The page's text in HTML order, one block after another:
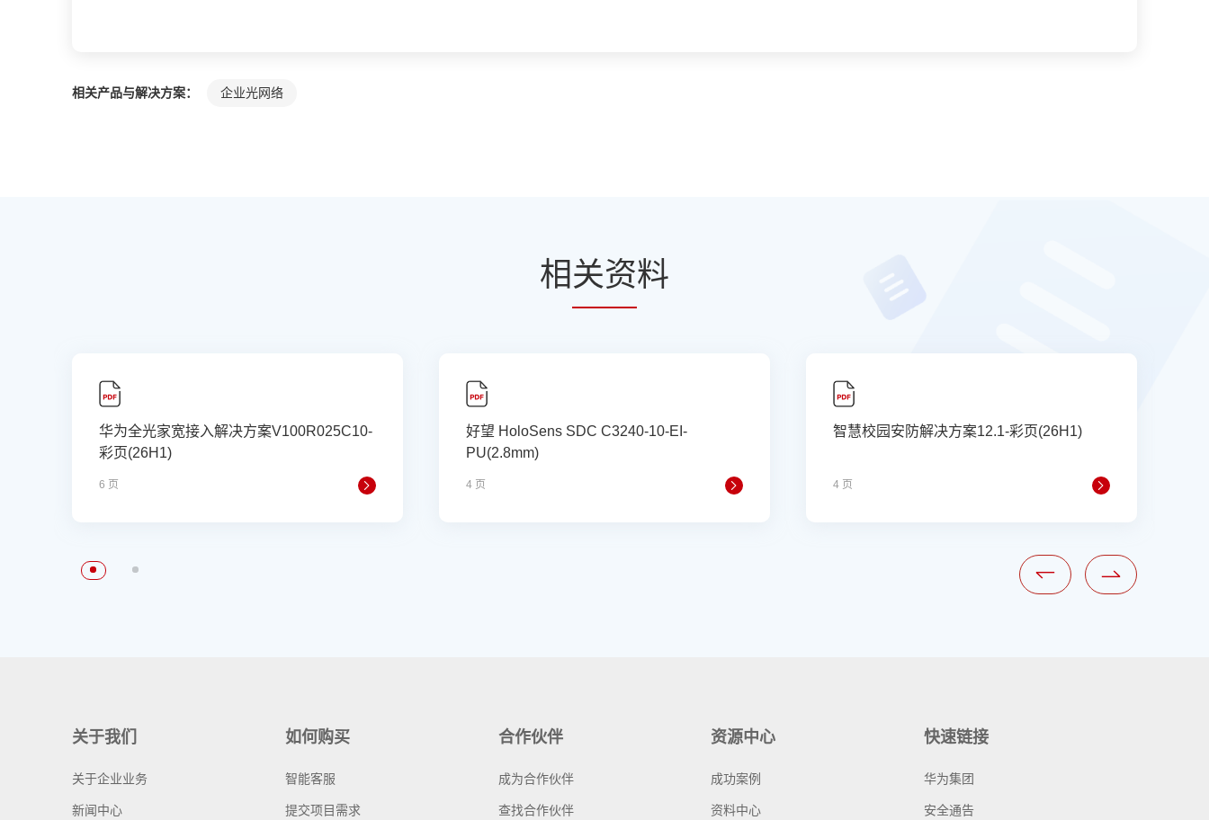
相关产品与解决方案： 企业光网络
相关资料
华为全光家宽接入解决方案V100R025C10-
彩页(26H1)
6 页
好望 HoloSens SDC C3240-10-EI-
PU(2.8mm)
4 页
智慧校园安防解决方案12.1-彩页(26H1)
4 页
关于我们
关于企业业务
新闻中心
如何购买
智能客服
提交项目需求
合作伙伴
成为合作伙伴
查找合作伙伴
资源中心
成功案例
资料中心
快速链接
华为集团
安全通告